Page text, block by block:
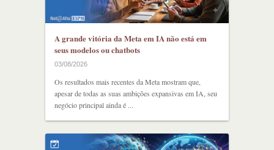
A grande vitória da Meta em IA não está em
seus modelos ou chatbots
03/08/2026
Os resultados mais recentes da Meta mostram que,
apesar de todas as suas ambições expansivas em IA, seu
negócio principal ainda é ...